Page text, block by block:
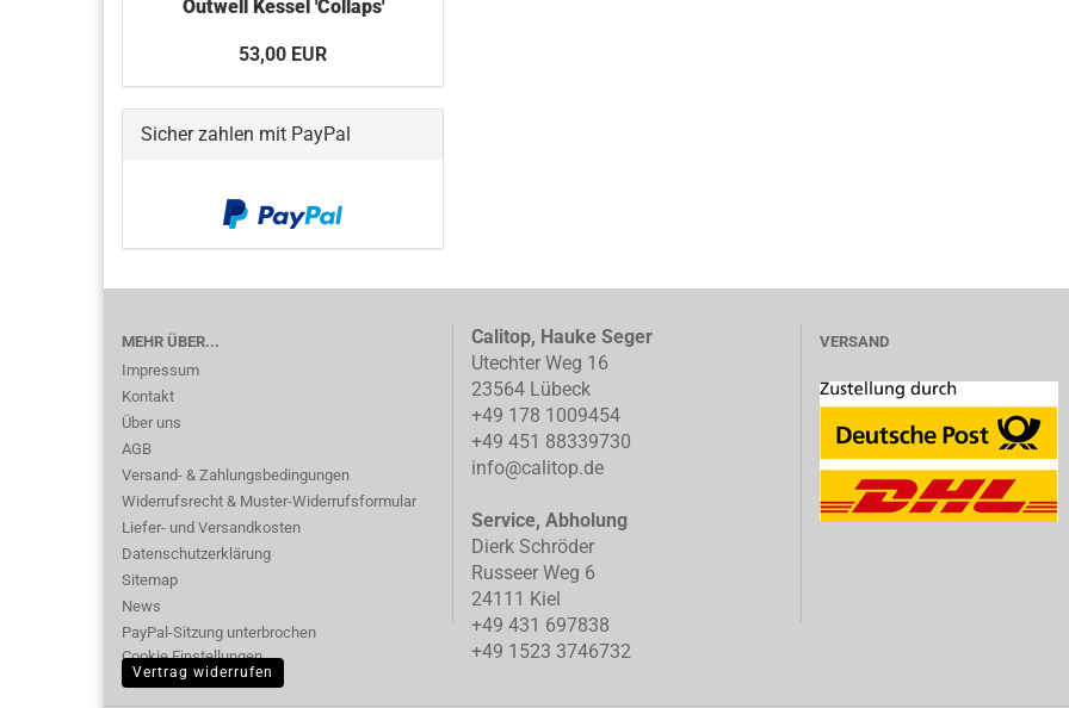
Outwell Kessel 'Collaps'
53,00 EUR
Sicher zahlen mit PayPal
MEHR ÜBER...
Impressum
Kontakt
Über uns
AGB
Versand- & Zahlungsbedingungen
Widerrufsrecht & Muster-Widerrufsformular
Liefer- und Versandkosten
Datenschutzerklärung
Sitemap
News
PayPal-Sitzung unterbrochen
Cookie Einstellungen
Calitop, Hauke Seger
Utechter Weg 16
23564 Lübeck
+49 178 1009454
+49 451 88339730
info@calitop.de
Service, Abholung
Dierk Schröder
Russeer Weg 6
24111 Kiel
+49 431 697838
+49 1523 3746732
VERSAND
Vertrag widerrufen